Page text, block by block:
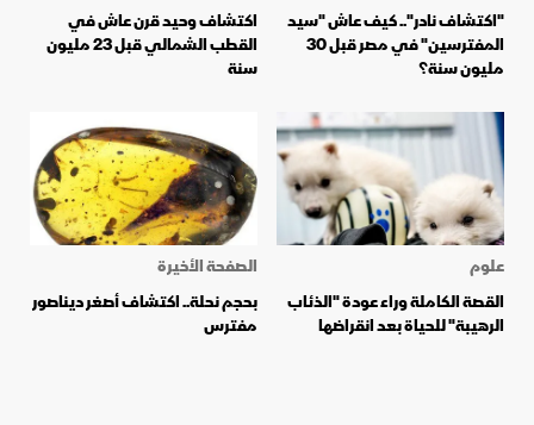
"اكتشاف نادر".. كيف عاش "سيد
المفترسين" في مصر قبل 30
مليون سنة؟
اكتشاف وحيد قرن عاش في
القطب الشمالي قبل 23 مليون
سنة
علوم
القصة الكاملة وراء عودة "الذئاب
الرهيبة" للحياة بعد انقراضها
الصفحة الأخيرة
بحجم نحلة.. اكتشاف أصغر ديناصور
مفترس